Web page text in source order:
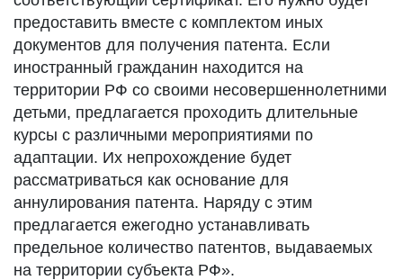
предоставить вместе с комплектом иных
документов для получения патента. Если
иностранный гражданин находится на
территории РФ со своими несовершеннолетними
детьми, предлагается проходить длительные
курсы с различными мероприятиями по
адаптации. Их непрохождение будет
рассматриваться как основание для
аннулирования патента. Наряду с этим
предлагается ежегодно устанавливать
предельное количество патентов, выдаваемых
на территории субъекта РФ».